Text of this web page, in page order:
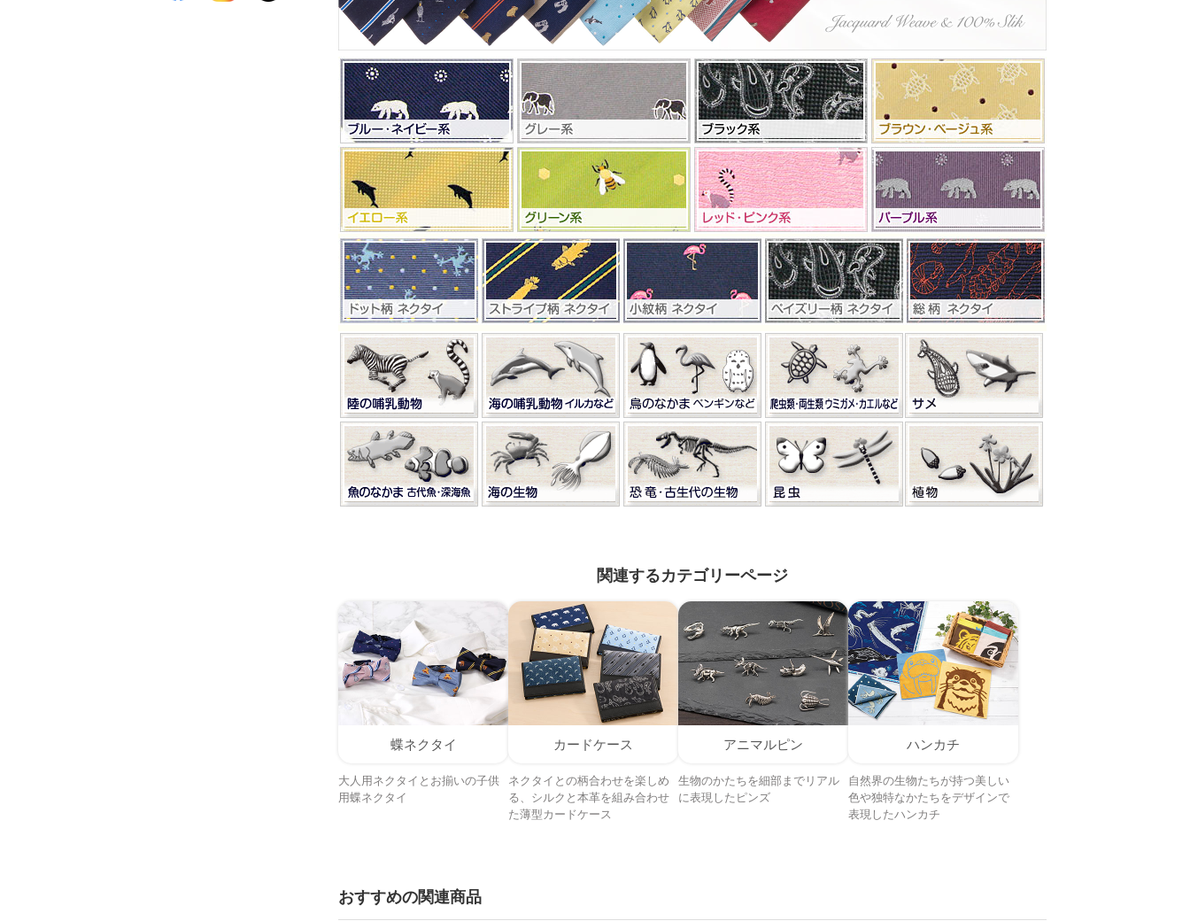
関連するカテゴリーページ
蝶ネクタイ
大人用ネクタイとお揃いの子供
用蝶ネクタイ
カードケース
ネクタイとの柄合わせを楽しめ
る、シルクと本革を組み合わせ
た薄型カードケース
アニマルピン
生物のかたちを細部までリアル
に表現したピンズ
ハンカチ
自然界の生物たちが持つ美しい
色や独特なかたちをデザインで
表現したハンカチ
おすすめの関連商品